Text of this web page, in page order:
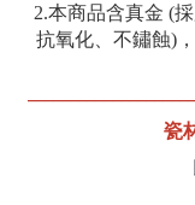
2.本商品含真金 (
抗氧化、不鏽蝕)
瓷